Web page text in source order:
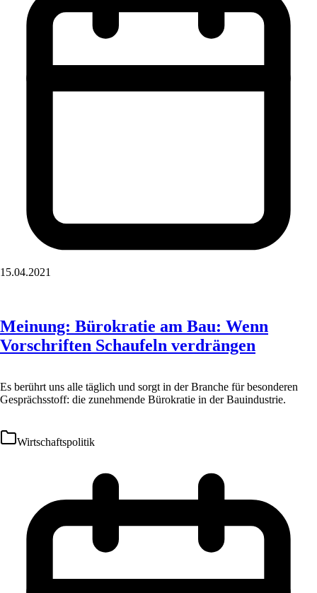
15.04.2021
Meinung: Bürokratie am Bau: Wenn
Vorschriften Schaufeln verdrängen
Es berührt uns alle täglich und sorgt in der Branche für besonderen
Gesprächsstoff: die zunehmende Bürokratie in der Bauindustrie.
Wirtschaftspolitik